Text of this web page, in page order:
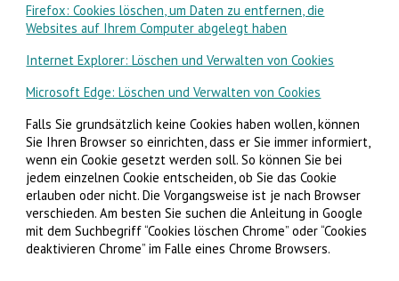
Firefox: Cookies löschen, um Daten zu entfernen, die
Websites auf Ihrem Computer abgelegt haben
Internet Explorer: Löschen und Verwalten von Cookies
Microsoft Edge: Löschen und Verwalten von Cookies
Falls Sie grundsätzlich keine Cookies haben wollen, können
Sie Ihren Browser so einrichten, dass er Sie immer informiert,
wenn ein Cookie gesetzt werden soll. So können Sie bei
jedem einzelnen Cookie entscheiden, ob Sie das Cookie
erlauben oder nicht. Die Vorgangsweise ist je nach Browser
verschieden. Am besten Sie suchen die Anleitung in Google
mit dem Suchbegriff “Cookies löschen Chrome” oder “Cookies
deaktivieren Chrome” im Falle eines Chrome Browsers.